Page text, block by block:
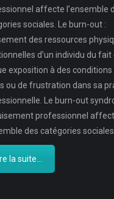
affecte l’ensemble
sociales. Le burn-out :
des ressources
d’un individu du fait
exposition à des conditions
ou de frustration dans sa
Le burn-out
professionnel
des catégories sociales…
la suite...